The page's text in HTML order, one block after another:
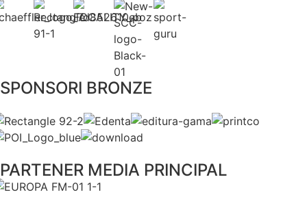
SPONSORI BRONZE
PARTENER MEDIA PRINCIPAL